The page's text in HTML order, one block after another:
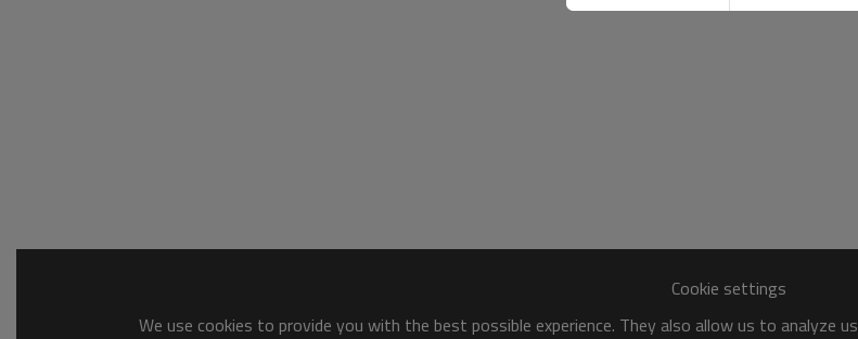
Cookie settings
We use cookies to provide you with the best possible experience. They also allow us to analyze